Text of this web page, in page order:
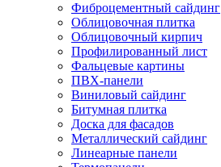
Фиброцементный сайдинг
Облицовочная плитка
Облицовочный кирпич
Профилированный лист
Фальцевые картины
ПВХ-панели
Виниловый сайдинг
Битумная плитка
Доска для фасадов
Металлический сайдинг
Линеарные панели